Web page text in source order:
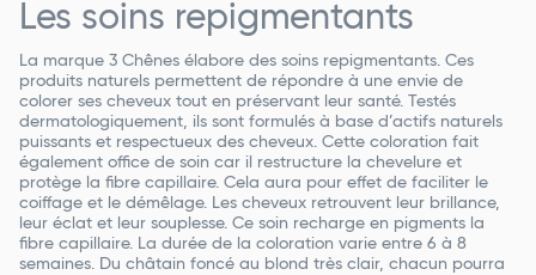
Les soins repigmentants
La marque 3 Chênes élabore des soins repigmentants. Ces
produits naturels permettent de répondre à une envie de
colorer ses cheveux tout en préservant leur santé. Testés
dermatologiquement, ils sont formulés à base d’actifs naturels
puissants et respectueux des cheveux. Cette coloration fait
également office de soin car il restructure la chevelure et
protège la fibre capillaire. Cela aura pour effet de faciliter le
coiffage et le démêlage. Les cheveux retrouvent leur brillance,
leur éclat et leur souplesse. Ce soin recharge en pigments la
fibre capillaire. La durée de la coloration varie entre 6 à 8
semaines. Du châtain foncé au blond très clair, chacun pourra